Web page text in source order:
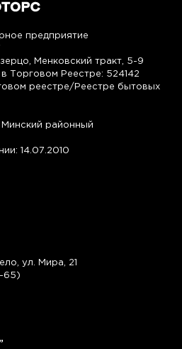
предприятие
Менковский тракт, 5-9
Торговом Реестре: 524142
реестре/Реестре бытовых
Минский районный
14.07.2010
ул. Мира, 21
65)